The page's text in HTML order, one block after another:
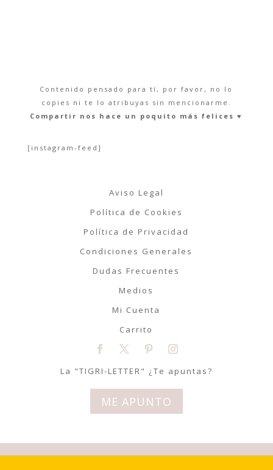
Contenido pensado para tí, por favor, no lo
copies ni te lo atribuyas sin mencionarme.
Compartir nos hace un poquito más felices ♥︎
[instagram-feed]
Aviso Legal
Política de Cookies
Política de Privacidad
Condiciones Generales
Dudas Frecuentes
Medios
Mi Cuenta
Carrito
La "TIGRI-LETTER" ¿Te apuntas?
ME APUNTO